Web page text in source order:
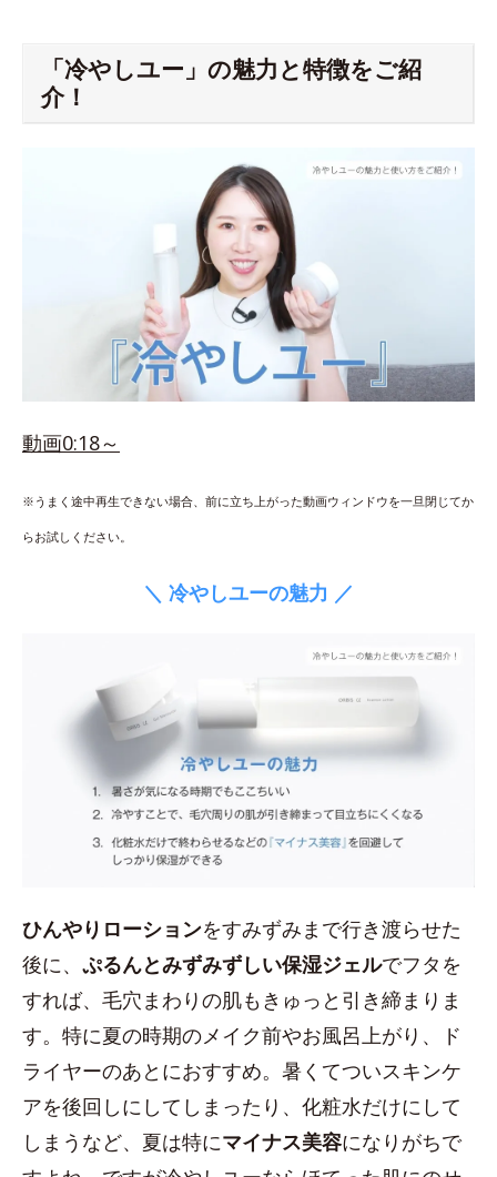
「冷やしユー」の魅力と特徴をご紹
介！
動画0:18～
※うまく途中再生できない場合、前に立ち上がった動画ウィンドウを一旦閉じてか
らお試しください。
＼ 冷やしユーの魅力 ／
ひんやりローションをすみずみまで行き渡らせた
後に、 ぷるんとみずみずしい保湿ジェルでフタを
すれば、毛穴まわりの肌もきゅっと引き締まりま
す。特に夏の時期のメイク前やお風呂上がり、ド
ライヤーのあとにおすすめ。暑くてついスキンケ
アを後回しにしてしまったり、化粧水だけにして
しまうなど、夏は特にマイナス美容になりがちで